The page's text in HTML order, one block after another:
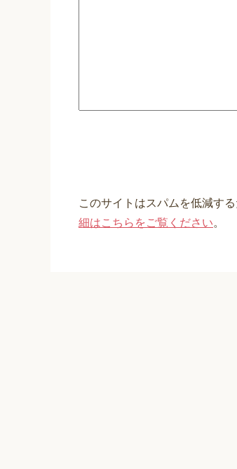
このサイトはスパムを低減す
細はこちらをご覧ください。